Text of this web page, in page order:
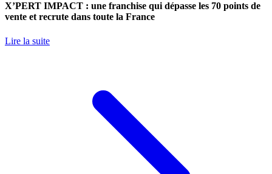
X’PERT IMPACT : une franchise qui dépasse les 70 points de
vente et recrute dans toute la France
Lire la suite